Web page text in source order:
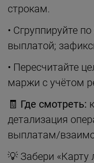
строкам.
• Сгруппируйте
выплатой;
• Пересчитайте
маржи с учётом
🧾 Где смотреть:
детализация
выплатам/
💡 Забери «Карту